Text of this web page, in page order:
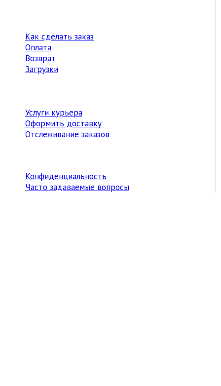
Как сделать заказ
Оплата
Возврат
Загрузки
Услуги курьера
Оформить доставку
Отслеживание заказов
Конфиденциальность
Часто задаваемые вопросы